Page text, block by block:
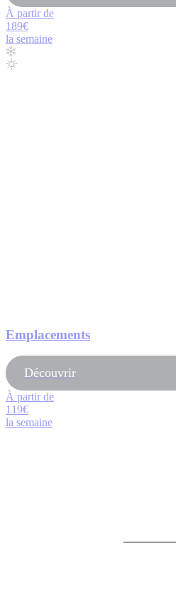
À partir de
189€
la semaine
Emplacements
Découvrir
À partir de
119€
la semaine